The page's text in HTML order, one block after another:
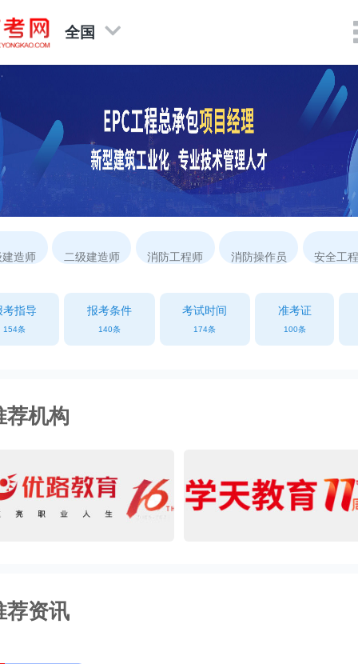
全国
建造师 二级建造师 消防工程师 消防操作员 安全工
考指导
154条
报考条件
140条
考试时间
174条
准考证
100条
荐机构
荐资讯